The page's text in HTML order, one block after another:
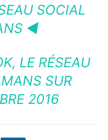
SOCIAL
◄
LE RÉSEAU
SUR
2016